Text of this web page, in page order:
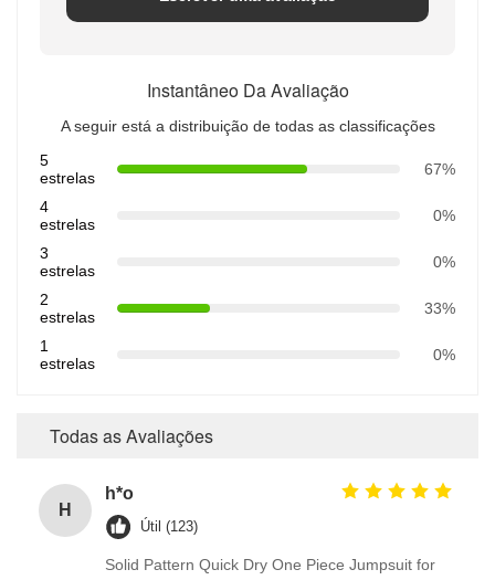
Instantâneo Da Avaliação
A seguir está a distribuição de todas as classificações
5
estrelas
67%
4
estrelas
0%
3
estrelas
0%
2
estrelas
33%
1
estrelas
0%
Todas as Avaliações
H
h*o
Útil (123)
Solid Pattern Quick Dry One Piece Jumpsuit for